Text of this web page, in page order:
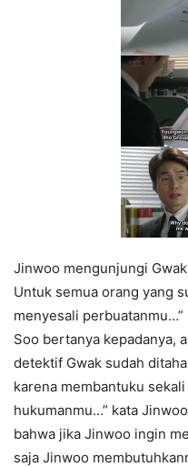
Jinwoo mengunjungi
Untuk semua orang yang
menyesali
Soo bertanya kepadanya,
detektif Gwak sudah
karena membantuku
hukumanmu…” kata
bahwa jika Jinwoo ingin
saja Jinwoo